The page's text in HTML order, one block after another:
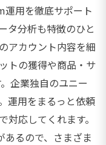
運用を徹底サポート
タ分析も特徴のひと
アカウント内容を細
トの獲得や商品・サ
企業独自のユニー
運用をまるっと依頼
応してくれます。
るので、さまざま